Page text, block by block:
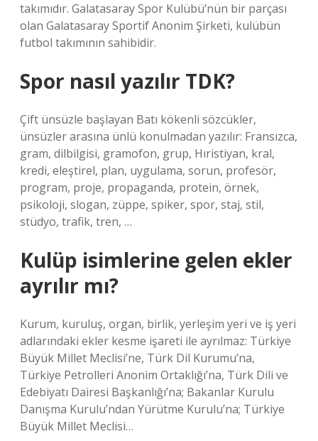
takımıdır. Galatasaray Spor Kulübü’nün bir parçası
olan Galatasaray Sportif Anonim Şirketi, kulübün
futbol takımının sahibidir.
Spor nasıl yazılır TDK?
Çift ünsüzle başlayan Batı kökenli sözcükler,
ünsüzler arasına ünlü konulmadan yazılır: Fransızca,
gram, dilbilgisi, gramofon, grup, Hıristiyan, kral,
kredi, eleştirel, plan, uygulama, sorun, profesör,
program, proje, propaganda, protein, örnek,
psikoloji, slogan, züppe, spiker, spor, staj, stil,
stüdyo, trafik, tren, …
Kulüp isimlerine gelen ekler
ayrılır mı?
Kurum, kuruluş, organ, birlik, yerleşim yeri ve iş yeri
adlarındaki ekler kesme işareti ile ayrılmaz: Türkiye
Büyük Millet Meclisi’ne, Türk Dil Kurumu’na,
Türkiye Petrolleri Anonim Ortaklığı’na, Türk Dili ve
Edebiyatı Dairesi Başkanlığı’na; Bakanlar Kurulu
Danışma Kurulu’ndan Yürütme Kurulu’na; Türkiye
Büyük Millet Meclisi…